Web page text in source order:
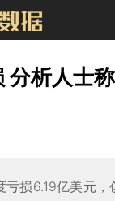
分析人士
损6.19亿美元，